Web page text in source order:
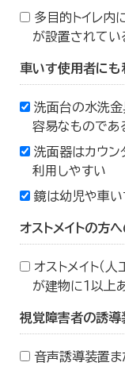
多目的トイレ内
が設置されてい
車いす使用者にも
洗面台の水洗金
容易なものであ
洗面器はカウン
利用しやすい
鏡は幼児や車
オストメイトの方
オストメイト（
が建物に１以上
視覚障害者の誘導
音声誘導装置ま